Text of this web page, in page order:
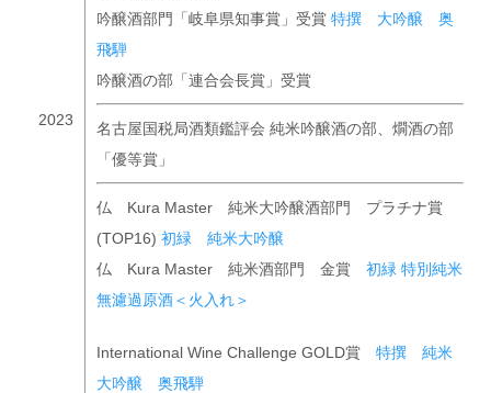
2023
吟醸酒部門「岐阜県知事賞」受賞 特撰 大吟醸 奥
飛騨
吟醸酒の部「連合会長賞」受賞
名古屋国税局酒類鑑評会 純米吟醸酒の部、燗酒の部
「優等賞」
仏 Kura Master 純米大吟醸酒部門 プラチナ賞
(TOP16) 初緑 純米大吟醸
仏 Kura Master 純米酒部門 金賞 初緑 特別純米
無濾過原酒＜火入れ＞
International Wine Challenge GOLD賞 特撰 純米
大吟醸 奥飛騨